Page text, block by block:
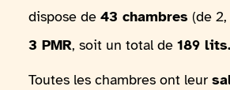
dispose de 43 chambres (de
3 PMR, soit un total de 189 lits.
Toutes les chambres ont leur